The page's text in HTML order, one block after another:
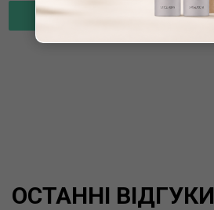
ОСТАННІ ВІДГУКИ